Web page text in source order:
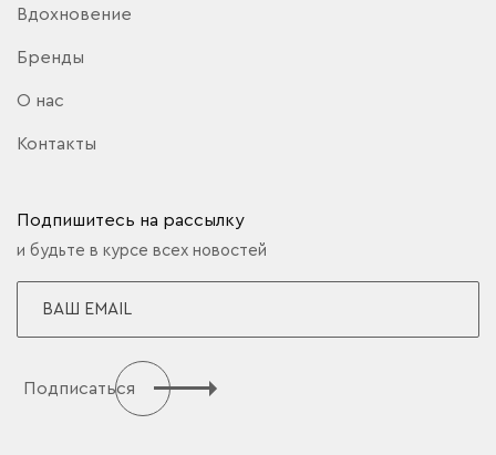
Вдохновение
Бренды
О нас
Контакты
Подпишитесь на рассылку
и будьте в курсе всех новостей
Подписаться